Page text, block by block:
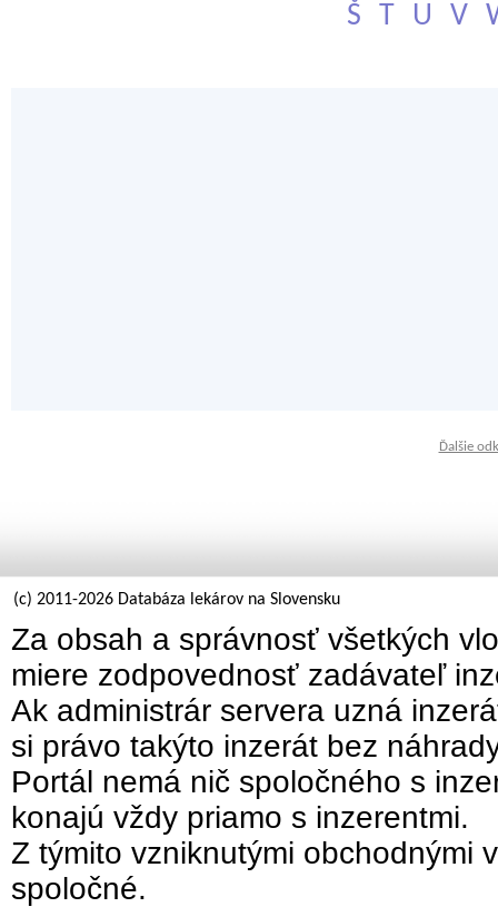
Š
T U V
Ďalšie
(c) 2011-2026 Databáza lekárov na Slovensku
Za obsah a správnosť všetkých
miere zodpovednosť zadávateľ
Ak administrár servera uzná
si právo takýto inzerát bez
Portál nemá nič spoločného s
konajú vždy priamo s inzerentmi.
Z týmito vzniknutými obchodnými
spoločné.